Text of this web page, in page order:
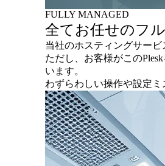
FULLY MANAGED
全てお任せのフ
当社のホスティングサー
ただし、お客様がこの
います。
わずらわしい操作や設定